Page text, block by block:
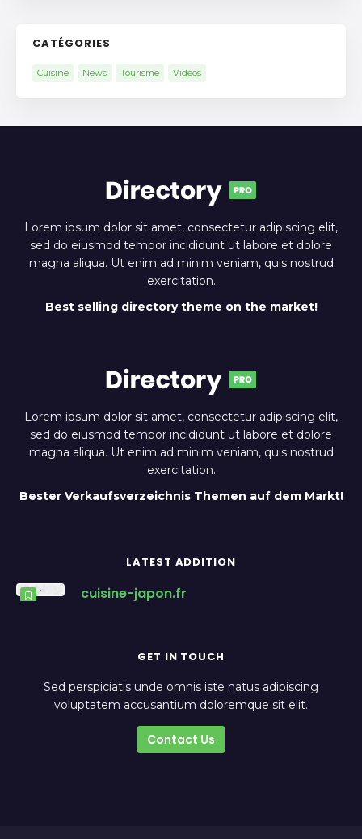
CATÉGORIES
Cuisine News Tourisme Vidéos
Lorem ipsum dolor sit amet, consectetur adipiscing elit,
sed do eiusmod tempor incididunt ut labore et dolore
magna aliqua. Ut enim ad minim veniam, quis nostrud
exercitation.
Best selling directory theme on the market!
Lorem ipsum dolor sit amet, consectetur adipiscing elit,
sed do eiusmod tempor incididunt ut labore et dolore
magna aliqua. Ut enim ad minim veniam, quis nostrud
exercitation.
Bester Verkaufsverzeichnis Themen auf dem Markt!
LATEST ADDITION
cuisine-japon.fr
GET IN TOUCH
Sed perspiciatis unde omnis iste natus adipiscing
voluptatem accusantium doloremque sit elit.
Contact Us